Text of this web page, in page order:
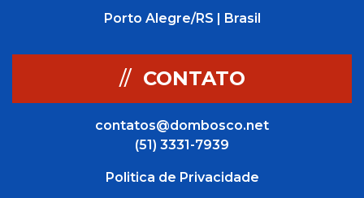
Porto Alegre/RS | Brasil
// CONTATO
contatos@dombosco.net
(51) 3331-7939
Politica de Privacidade